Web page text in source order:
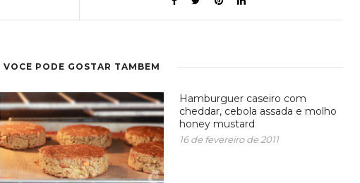
VOCÊ PODE GOSTAR TAMBÉM
Hamburguer caseiro com
cheddar, cebola assada e molho
honey mustard
16 de fevereiro de 2011